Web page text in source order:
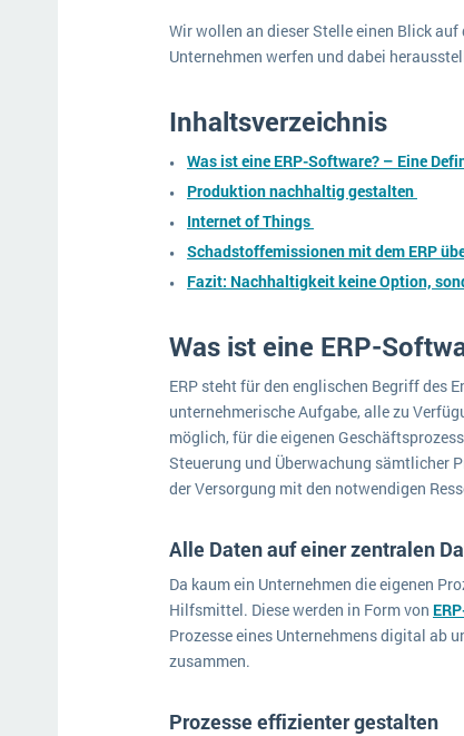
Wir wollen an dieser Stelle einen Blick
Unternehmen werfen und dabei
Inhaltsverzeichnis
Was ist eine ERP-Software? – Eine
Produktion nachhaltig gestalten
Internet of Things
Schadstoffemissionen mit dem ERP
Fazit: Nachhaltigkeit keine Option,
Was ist eine ERP-
ERP steht für den englischen Begriff des
unternehmerische Aufgabe, alle zu
möglich, für die eigenen
Steuerung und Überwachung sämtlicher
der Versorgung mit den notwendigen
Alle Daten auf einer zentralen
Da kaum ein Unternehmen die eigenen
Hilfsmittel. Diese werden in Form von
Prozesse eines Unternehmens digital ab
zusammen.
Prozesse effizienter gestalten